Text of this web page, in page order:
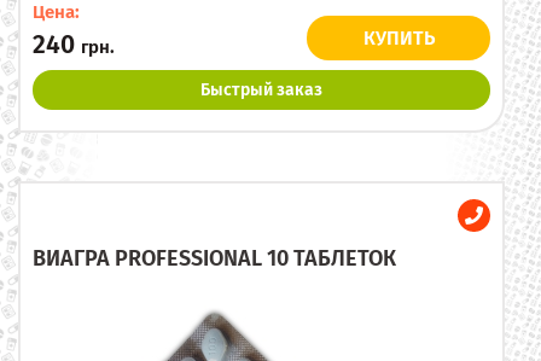
Цена:
240 грн. КУПИТЬ
Быстрый заказ
ВИАГРА PROFESSIONAL 10 ТАБЛЕТОК